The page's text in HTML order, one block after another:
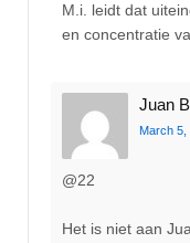
M.i. leidt dat
en concentratie
Juan
March 5,
@22
Het is niet aan